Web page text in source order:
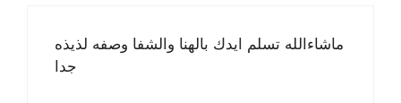
ماشاءالله تسلم ايدك بالهنا والشفا وصفه لذيذه
جدا